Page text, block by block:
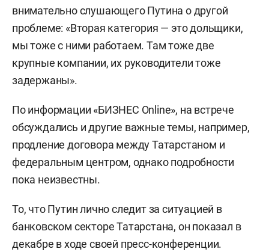
внимательно слушающего Путина о другой
проблеме: «Вторая категория — это дольщики,
мы тоже с ними работаем. Там тоже две
крупные компании, их руководители тоже
задержаны».
По информации «БИЗНЕС Online», на встрече
обсуждались и другие важные темы, например,
продление договора между Татарстаном и
федеральным центром, однако подробности
пока неизвестны.
То, что Путин лично следит за ситуацией в
банковском секторе Татарстана, он показал в
декабре в ходе своей пресс-конференции.